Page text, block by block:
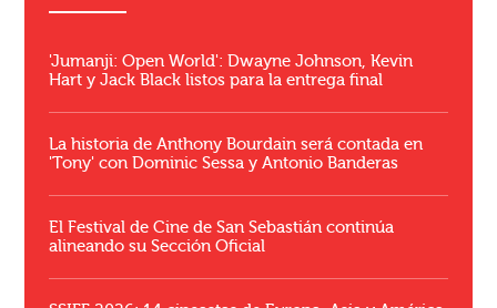
'Jumanji: Open World': Dwayne Johnson, Kevin
Hart y Jack Black listos para la entrega final
La historia de Anthony Bourdain será contada en
'Tony' con Dominic Sessa y Antonio Banderas
El Festival de Cine de San Sebastián continúa
alineando su Sección Oficial